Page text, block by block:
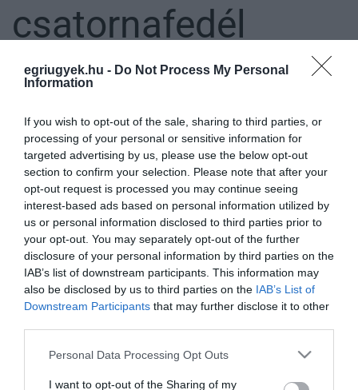
egriugyek.hu - Do Not Process My Personal
Information
If you wish to opt-out of the sale, sharing to third parties, or
processing of your personal or sensitive information for
targeted advertising by us, please use the below opt-out
section to confirm your selection. Please note that after your
opt-out request is processed you may continue seeing
interest-based ads based on personal information utilized by
us or personal information disclosed to third parties prior to
your opt-out. You may separately opt-out of the further
disclosure of your personal information by third parties on the
IAB’s list of downstream participants. This information may
also be disclosed by us to third parties on the IAB’s List of
Downstream Participants that may further disclose it to other
Please note that this website/app uses one or more Google
not limited to your visit or usage behaviour. You may click to
Personal Data Processing Opt Outs
I want to opt-out of the Sharing of my
csatornafedél
EGY KAMION ALATT BESZAKADT CSATORNAFEDÉL OKOZOTT
Egy arra közlekedő kamion alatt beszakadt az egri Maklári út
egyik csatornafedele, amely a helyéről elmozdulva óriási lyukat
hagyott maga után az egyik sáv közepén. Ebbe hajtott bele aztán
egy autó...
MAGYARÁZKODIK AZ ÖNKORMÁNYZAT: NEM VOLT ELŐRE
LÁTHATÓ A MAKLÁRI ÚTI CSATORNAFEDÉL KÁROSODÁSA
2022. február 10|Eger ügye
"A csapadékvíz akna (sic!) károsodása előre nem volt látható,
bejelentés nem érkezett" – közölte az egri önkormányzat a Heollal
a Maklári út beszakadt csatornafedelének ügyével kapcsolatban.
Ah...
KEVESEBB, MINT KÉT NAP ALATT MEGJAVÍTOTTÁK!